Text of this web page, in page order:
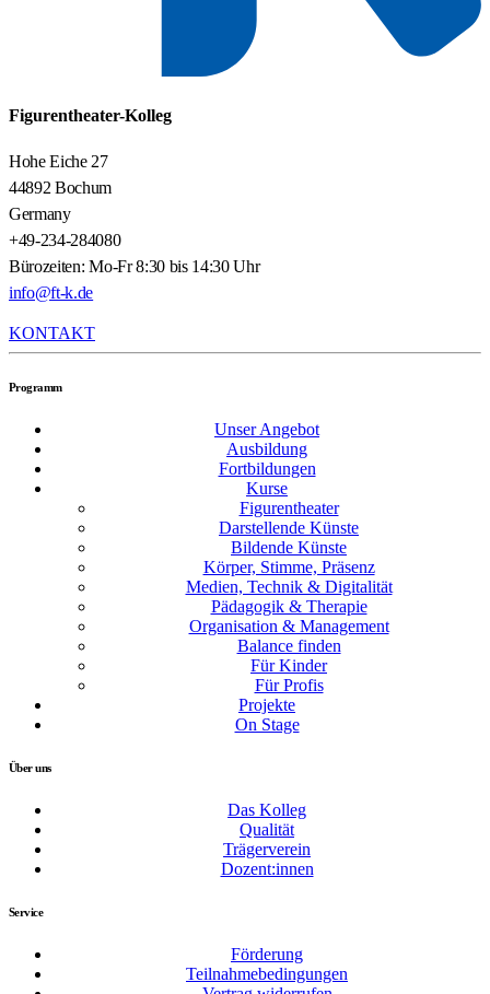
Figurentheater-Kolleg
Hohe Eiche 27
44892 Bochum
Germany
+49-234-284080
Bürozeiten: Mo-Fr 8:30 bis 14:30 Uhr
info@ft-k.de
KONTAKT
Programm
Unser Angebot
Ausbildung
Fortbildungen
Kurse
Figurentheater
Darstellende Künste
Bildende Künste
Körper, Stimme, Präsenz
Medien, Technik & Digitalität
Pädagogik & Therapie
Organisation & Management
Balance finden
Für Kinder
Für Profis
Projekte
On Stage
Über uns
Das Kolleg
Qualität
Trägerverein
Dozent:innen
Service
Förderung
Teilnahmebedingungen